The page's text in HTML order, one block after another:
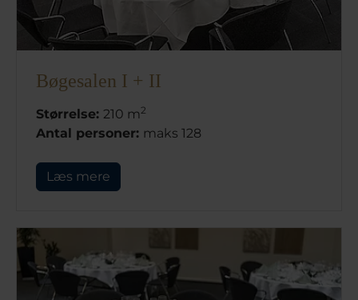
Bøgesalen I + II
Størrelse: 210 m2
Antal personer: maks 128
Læs mere